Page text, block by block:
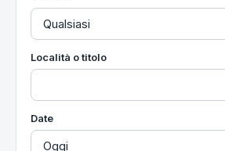
Località o titolo
Date